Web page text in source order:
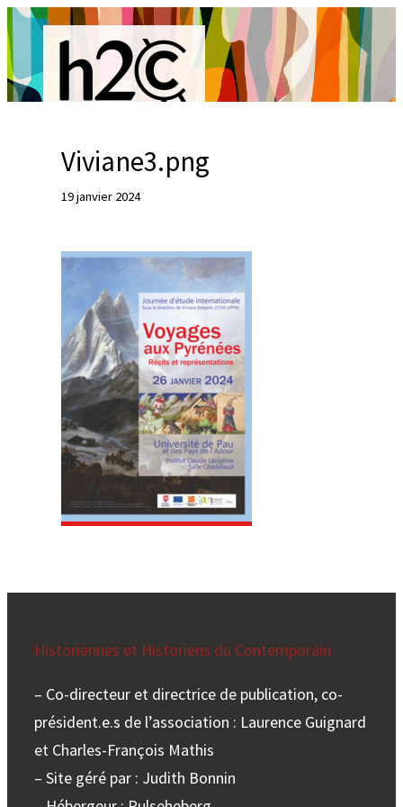
Aller
au
contenu
R
e
h
r
c
h
e
r
Viviane3.png
19 janvier 2024
Historiennes et Historiens du Contemporain
– Co-directeur et directrice de publication, co-
président.e.s de l’association : Laurence Guignard
et Charles-François Mathis
– Site géré par : Judith Bonnin